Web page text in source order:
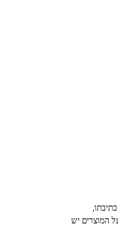
המוצרים יש